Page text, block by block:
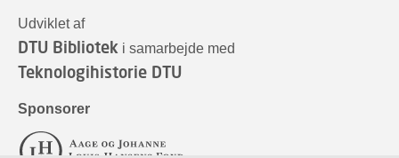
Udviklet af
DTU Bibliotek i samarbejde med
Teknologihistorie DTU
Sponsorer